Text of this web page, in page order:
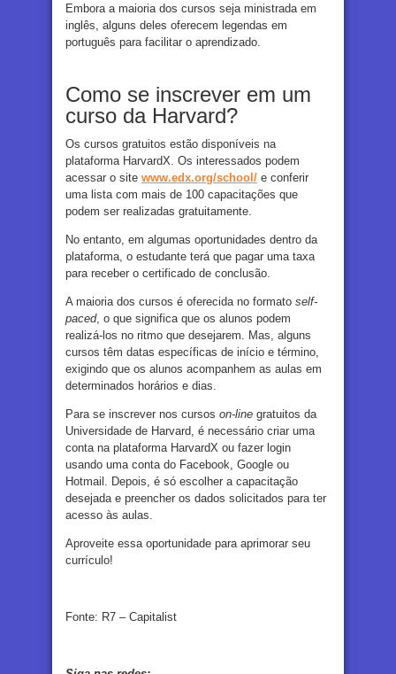
Embora a maioria dos cursos seja ministrada em
inglês, alguns deles oferecem legendas em
português para facilitar o aprendizado.
Como se inscrever em um
curso da Harvard?
Os cursos gratuitos estão disponíveis na
plataforma HarvardX. Os interessados podem
acessar o site www.edx.org/school/ e conferir
uma lista com mais de 100 capacitações que
podem ser realizadas gratuitamente.
No entanto, em algumas oportunidades dentro da
plataforma, o estudante terá que pagar uma taxa
para receber o certificado de conclusão.
A maioria dos cursos é oferecida no formato self-
paced, o que significa que os alunos podem
realizá-los no ritmo que desejarem. Mas, alguns
cursos têm datas específicas de início e término,
exigindo que os alunos acompanhem as aulas em
determinados horários e dias.
Para se inscrever nos cursos on-line gratuitos da
Universidade de Harvard, é necessário criar uma
conta na plataforma HarvardX ou fazer login
usando uma conta do Facebook, Google ou
Hotmail. Depois, é só escolher a capacitação
desejada e preencher os dados solicitados para ter
acesso às aulas.
Aproveite essa oportunidade para aprimorar seu
currículo!
Fonte: R7 – Capitalist